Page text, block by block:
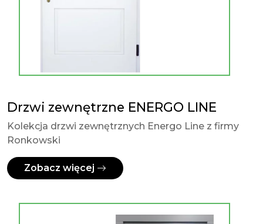
Drzwi zewnętrzne ENERGO LINE
Kolekcja drzwi zewnętrznych Energo Line z firmy
Ronkowski
Zobacz więcej